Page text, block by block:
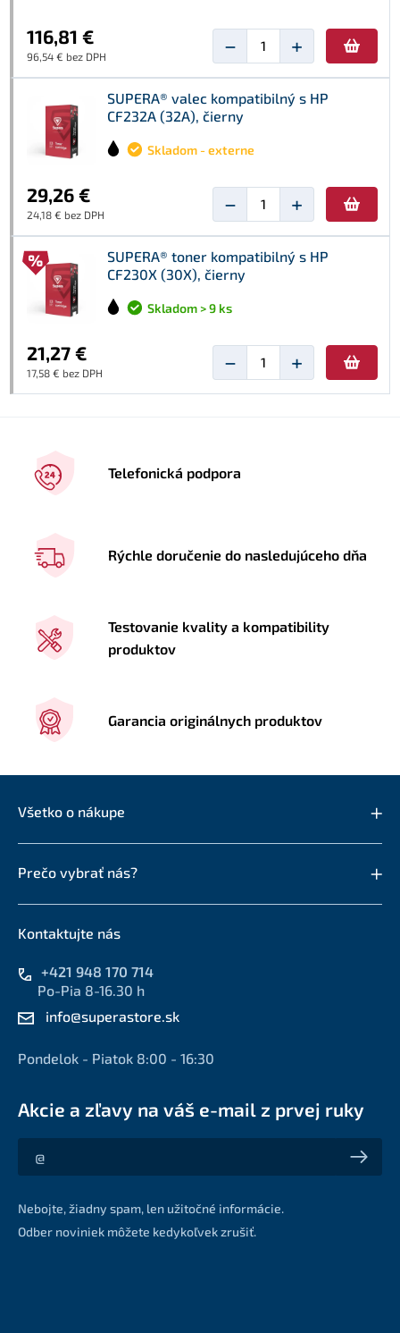
116,81 €
96,54 € bez DPH − +
SUPERA® valec kompatibilný s HP
CF232A (32A), čierny
Skladom - externe
29,26 €
24,18 € bez DPH − +
SUPERA® toner kompatibilný s HP
CF230X (30X), čierny
Skladom > 9 ks
21,27 €
17,58 € bez DPH − +
Telefonická podpora
Rýchle doručenie do nasledujúceho dňa
Testovanie kvality a kompatibility
produktov
Garancia originálnych produktov
Všetko o nákupe
Prečo vybrať nás?
Kontaktujte nás
+421 948 170 714
Po-Pia 8-16.30 h
info@superastore.sk
Pondelok - Piatok 8:00 - 16:30
Akcie a zľavy na váš e-mail z prvej ruky
Akcie a zľavy na váš e-mail z prvej ruky
Nebojte, žiadny spam, len užitočné informácie.
Odber noviniek môžete kedykoľvek zrušiť.